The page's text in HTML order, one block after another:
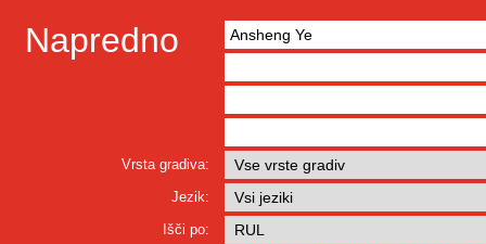
Napredno
Vrsta gradiva:
Jezik:
Išči po: